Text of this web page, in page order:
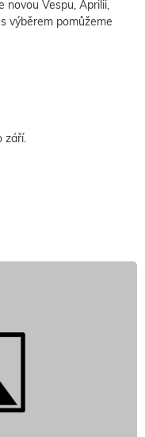
novou Vespu, Aprilii,
výběrem pomůžeme
září.